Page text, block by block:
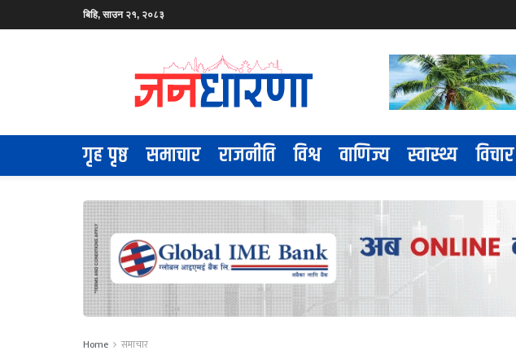
बिहि, साउन २१, २०८३
गृह पृष्ठ समाचार राजनीति विश्व वाणिज्य स्वास्थ्य विचार
Home समाचार